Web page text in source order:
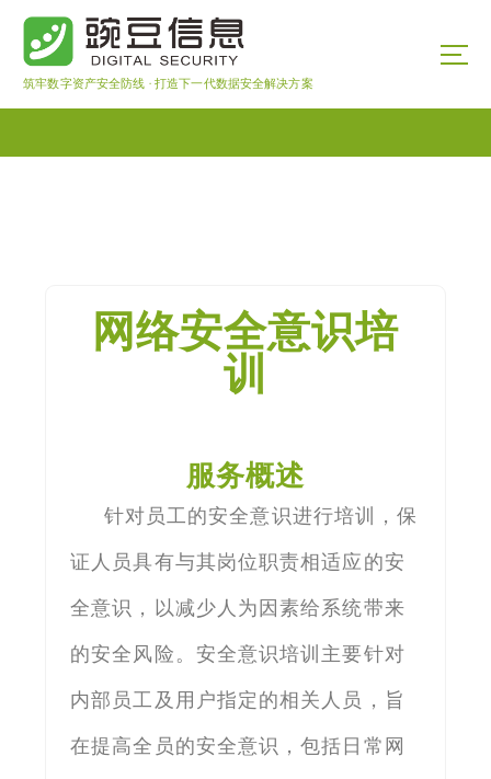
筑牢数字资产安全防线 · 打造下一代数据安全解决方案
网络安全意识培
训
服务概述
针对员工的安全意识进行培训，保
证人员具有与其岗位职责相适应的安
全意识，以减少人为因素给系统带来
的安全风险。安全意识培训主要针对
内部员工及用户指定的相关人员，旨
在提高全员的安全意识，包括日常网